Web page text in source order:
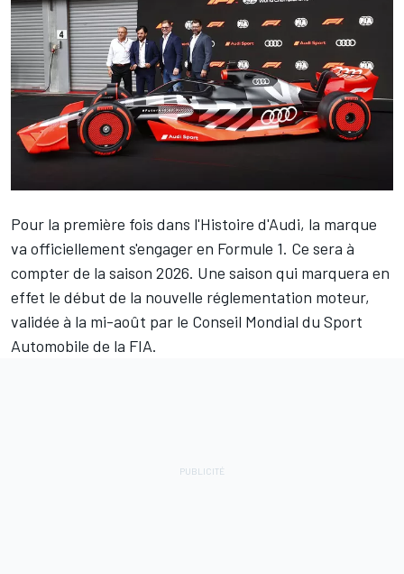
Pour la première fois dans l'Histoire d'Audi, la marque
va officiellement s'engager en Formule 1. Ce sera à
compter de la saison 2026. Une saison qui marquera en
effet le début de la nouvelle réglementation moteur,
validée à la mi-août par le Conseil Mondial du Sport
Automobile de la FIA.